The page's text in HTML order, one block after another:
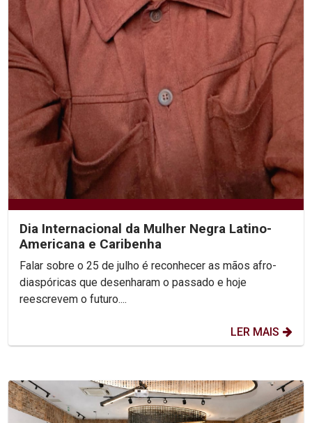
Dia Internacional da Mulher Negra Latino-
Americana e Caribenha
Falar sobre o 25 de julho é reconhecer as mãos afro-
diaspóricas que desenharam o passado e hoje
reescrevem o futuro....
LER MAIS